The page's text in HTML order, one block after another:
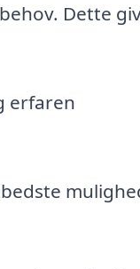
Dette
erfaren